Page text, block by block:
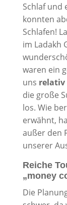
Schlaf und
konnten
Schlafen!
im Ladakh
waren ein
uns
die große
los. Wie
erwähnt,
außer den
unserer
Reiche
„money
Die